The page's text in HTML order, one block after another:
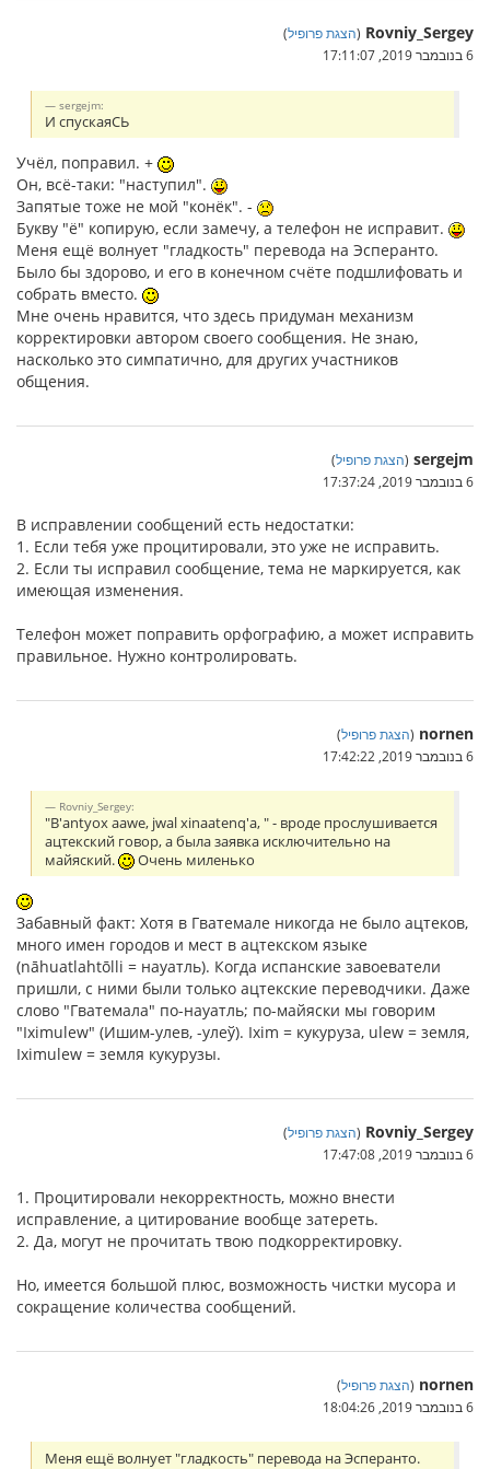
Rovniy_Sergey
(הצגת פרופיל)
6 בנובמבר 2019, 17:11:07
sergejm:
И спускаяСЬ
Учёл, поправил. +
Он, всё-таки: "наступил".
Запятые тоже не мой "конёк". -
Букву "ё" копирую, если замечу, а телефон не исправит.
Меня ещё волнует "гладкость" перевода на Эсперанто.
Было бы здорово, и его в конечном счёте подшлифовать и
собрать вместо.
Мне очень нравится, что здесь придуман механизм
корректировки автором своего сообщения. Не знаю,
насколько это симпатично, для других участников
общения.
sergejm
(הצגת פרופיל)
6 בנובמבר 2019, 17:37:24
В исправлении сообщений есть недостатки:
1. Если тебя уже процитировали, это уже не исправить.
2. Если ты исправил сообщение, тема не маркируется, как
имеющая изменения.
Телефон может поправить орфографию, а может исправить
правильное. Нужно контролировать.
nornen
(הצגת פרופיל)
6 בנובמבר 2019, 17:42:22
Rovniy_Sergey:
"B'antyox aawe, jwal xinaatenq'a, " - вроде прослушивается
ацтекский говор, а была заявка исключительно на
майяский.
Очень миленько
Забавный факт: Хотя в Гватемале никогда не было ацтеков,
много имен городов и мест в ацтекском языке
(nāhuatlahtōlli = науатль). Когда испанские завоеватели
пришли, с ними были только ацтекские переводчики. Даже
слово "Гватемала" по-науатль; по-майяски мы говорим
"Iximulew" (Ишим-улев, -улеў). Ixim = кукуруза, ulew = земля,
Iximulew = земля кукурузы.
Rovniy_Sergey
(הצגת פרופיל)
6 בנובמבר 2019, 17:47:08
1. Процитировали некорректность, можно внести
исправление, а цитирование вообще затереть.
2. Да, могут не прочитать твою подкорректировку.
Но, имеется большой плюс, возможность чистки мусора и
сокращение количества сообщений.
nornen
(הצגת פרופיל)
6 בנובמבר 2019, 18:04:26
Меня ещё волнует "гладкость" перевода на Эсперанто.